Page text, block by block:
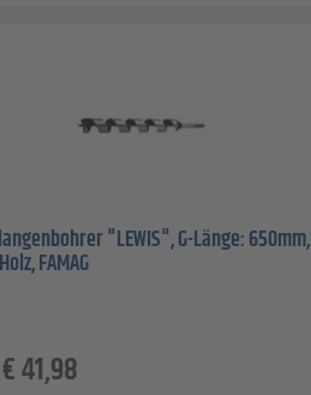
"LEWIS", G-Länge: 650mm,
FAMAG
€41,98